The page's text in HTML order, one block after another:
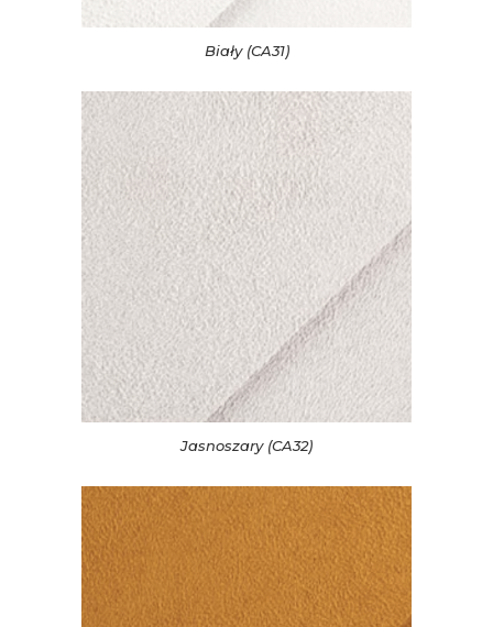
Biały (CA31)
Jasnoszary (CA32)